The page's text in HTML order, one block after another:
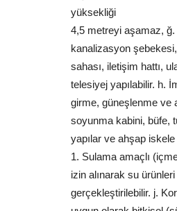
yüksekliği
4,5 metreyi aşamaz, ğ.
kanalizasyon
sahası, iletişim hattı,
telesiyej yapılabilir. h.
girme, güneşlenme ve
soyunma kabini, büfe,
yapılar ve ahşap
1. Sulama amaçlı
izin alınarak su
gerçekleştirilebilir. j.